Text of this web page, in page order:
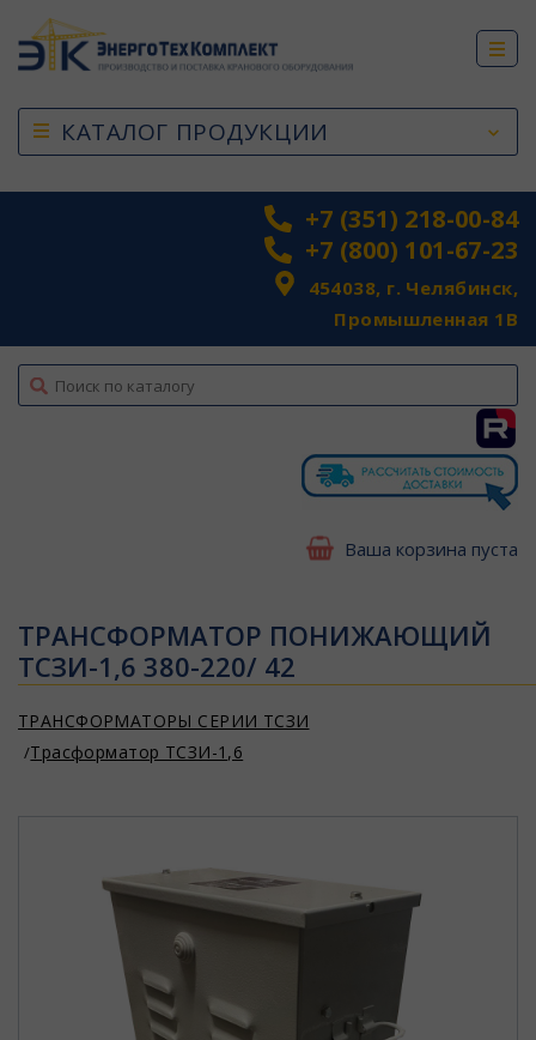
КАТАЛОГ ПРОДУКЦИИ
+7 (351) 218-00-84
+7 (800) 101-67-23
454038, г. Челябинск,
Промышленная 1В
top
Ваша корзина пуста
ТРАНСФОРМАТОР ПОНИЖАЮЩИЙ
ТСЗИ-1,6 380-220/ 42
ТРАНСФОРМАТОРЫ СЕРИИ ТСЗИ
Трасформатор ТСЗИ-1,6